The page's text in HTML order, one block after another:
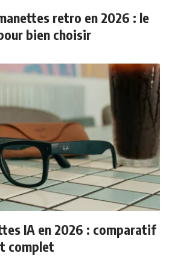
retro en 2026 : le
bien choisir
IA en 2026 : comparatif
complet